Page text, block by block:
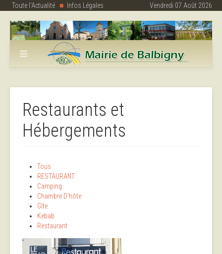
Toute l'Actualité Infos Légales Vendredi 07 Août 2026
Restaurants et
Hébergements
Tous
RESTAURANT
Camping
Chambre D'hôte
Gîte
Kebab
Restaurant